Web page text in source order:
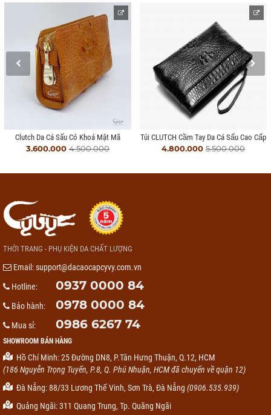
Clutch Da Cá Sấu Có Khoá Mật Mã
3.600.000 4.500.000
Túi CLUTCH Cầm Tay Da Cá Sấu Cao Cấp
4.800.000 5.500.000
THỜI TRANG - PHỤ KIỆN DA CHẤT LƯỢNG
Email:support@dacaocapcyvy.com.vn
Hotline:
0937 0000 84
Bảo hành: 0978 0000 84
Mua sỉ: 0986 6267 74
SHOWROOM BÁN HÀNG
Hồ Chí Minh: 25 Đường DN8, P.Tân Hưng Thuận, Q.12, HCM
(186 Nguyễn Trọng Tuyển, P.8, Q. Phú Nhuận, HCM đã chuyển về quận 12)
Đà Nẵng: 88/33 Lương Thế Vinh, Sơn Trà, Đà Nẵng (0906.535.939)
Quảng Ngãi: 311 Quang Trung, Tp. Quãng Ngãi